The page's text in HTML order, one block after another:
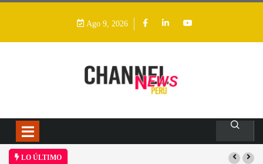
Ago 9, 2026
LO ÚLTIMO